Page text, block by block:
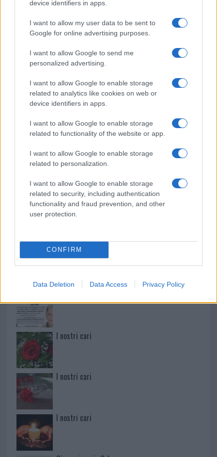
device identifiers in apps.
I want to allow my user data to be sent to
Google for online advertising purposes.
I want to allow Google to send me
personalized advertising.
I want to allow Google to enable storage
related to analytics like cookies on web or
device identifiers in apps.
I want to allow Google to enable storage
related to functionality of the website or app.
I want to allow Google to enable storage
related to personalization.
I want to allow Google to enable storage
related to security, including authentication
functionality and fraud prevention, and other
user protection.
CONFIRM
Data Deletion Data Access Privacy Policy
Incendio nella notte a Olbia, a fuoco due furgoni
A fuoco un deposito con bombole, intervento dei
vigili del fuoco a Rudalza
NECROLOGIE
Mario Malu
Paolo Pinna
I nostri cari
I nostri cari
I nostri cari